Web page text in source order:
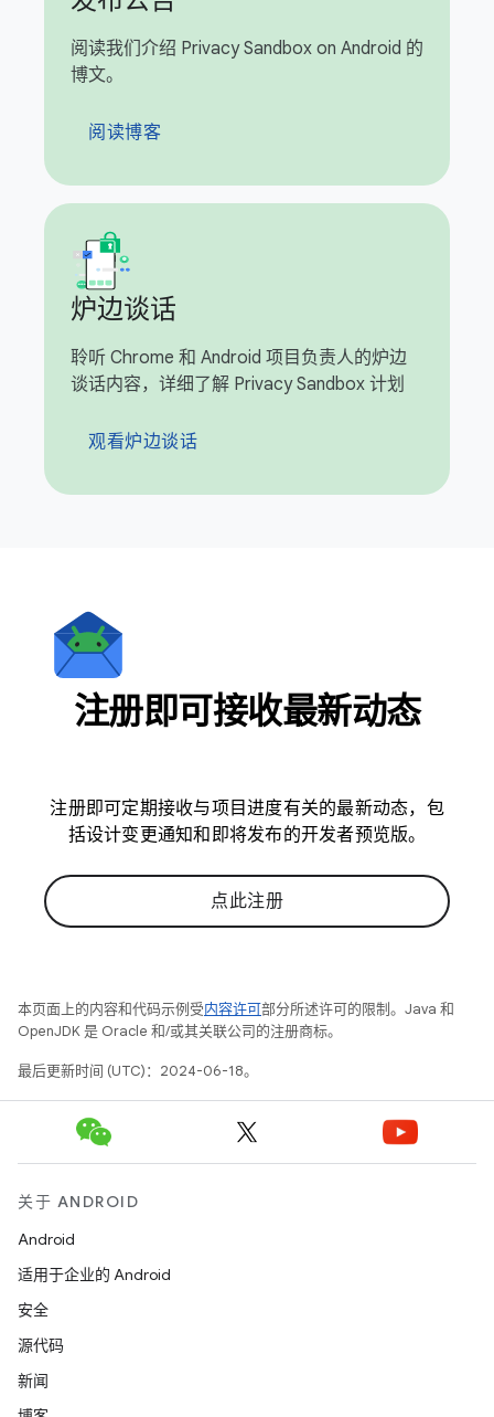
阅读我们介绍 Privacy Sandbox on Android 的
博文。
阅读博客
炉边谈话
聆听 Chrome 和 Android 项目负责人的炉边
谈话内容，详细了解 Privacy Sandbox 计划
观看炉边谈话
注册即可接收最新动态
注册即可定期接收与项目进度有关的最新动态，包
括设计变更通知和即将发布的开发者预览版。
点此注册
本页面上的内容和代码示例受内容许可部分所述许可的限制。Java 和
OpenJDK 是 Oracle 和/或其关联公司的注册商标。
最后更新时间 (UTC)：2024-06-18。
关于 ANDROID
Android
适用于企业的 Android
安全
源代码
新闻